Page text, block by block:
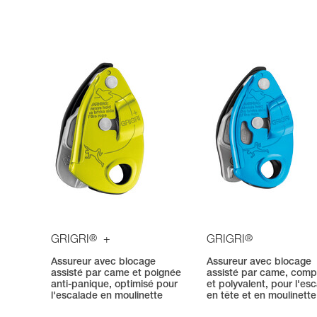
GRIGRI® +
Assureur avec blocage
assisté par came et poignée
anti-panique, optimisé pour
l'escalade en moulinette
GRIGRI®
Assureur avec blocage
assisté par came,
et polyvalent, pour
en tête et en moulinette